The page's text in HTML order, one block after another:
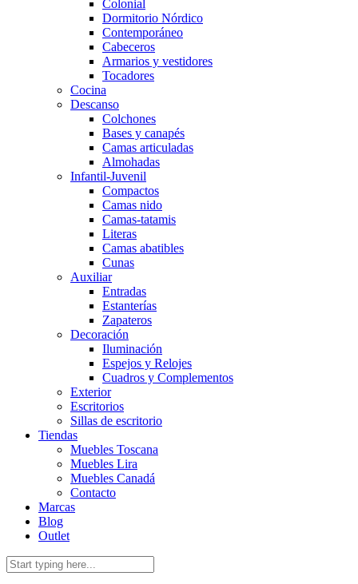
Colonial
Dormitorio Nórdico
Contemporáneo
Cabeceros
Armarios y vestidores
Tocadores
Cocina
Descanso
Colchones
Bases y canapés
Camas articuladas
Almohadas
Infantil-Juvenil
Compactos
Camas nido
Camas-tatamis
Literas
Camas abatibles
Cunas
Auxiliar
Entradas
Estanterías
Zapateros
Decoración
Iluminación
Espejos y Relojes
Cuadros y Complementos
Exterior
Escritorios
Sillas de escritorio
Tiendas
Muebles Toscana
Muebles Lira
Muebles Canadá
Contacto
Marcas
Blog
Outlet